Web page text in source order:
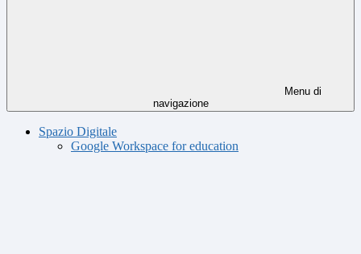
Menu di
navigazione
Spazio Digitale
Google Workspace for education